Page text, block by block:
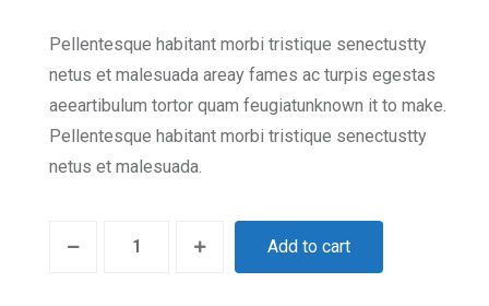
Pellentesque habitant morbi tristique senectustty
netus et malesuada areay fames ac turpis egestas
aeeartibulum tortor quam feugiatunknown it to make.
Pellentesque habitant morbi tristique senectustty
netus et malesuada.
Add to cart